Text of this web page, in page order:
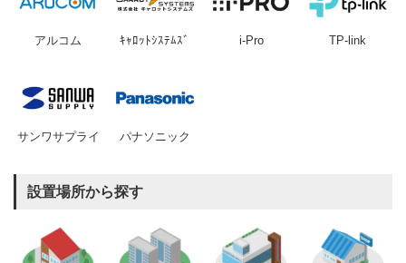
アルコム ｷｬﾛｯﾄｼｽﾃﾑｽﾞ i-Pro TP-link
サンワサプライ パナソニック
設置場所から探す